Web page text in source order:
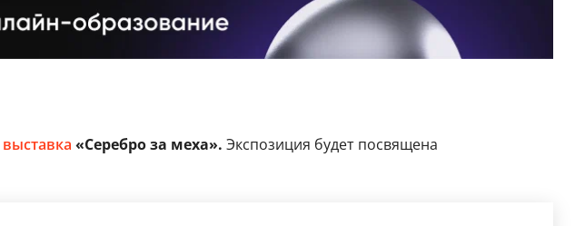
выставка «Серебро за меха». Экспозиция будет посвящена